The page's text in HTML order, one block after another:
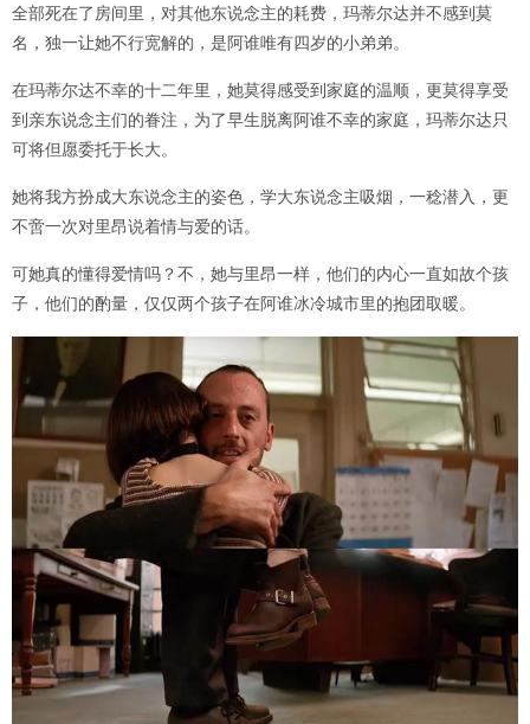
全部死在了房间里，对其他东说念主的耗费，玛蒂尔达并不感到莫
名，独一让她不行宽解的，是阿谁唯有四岁的小弟弟。
在玛蒂尔达不幸的十二年里，她莫得感受到家庭的温顺，更莫得享受
到亲东说念主们的眷注，为了早生脱离阿谁不幸的家庭，玛蒂尔达只
可将但愿委托于长大。
她将我方扮成大东说念主的姿色，学大东说念主吸烟，一稔潜入，更
不啻一次对里昂说着情与爱的话。
可她真的懂得爱情吗？不，她与里昂一样，他们的内心一直如故个孩
子，他们的酌量，仅仅两个孩子在阿谁冰冷城市里的抱团取暖。